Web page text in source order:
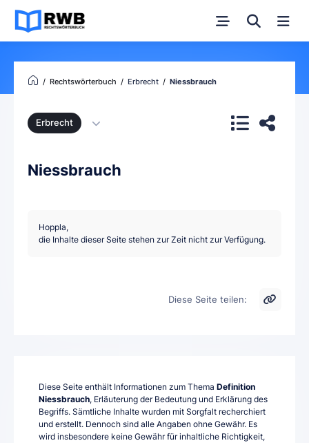
Rechtswörterbuch Erbrecht Niessbrauch
Erbrecht
Niessbrauch
Hoppla,
die Inhalte dieser Seite stehen zur Zeit nicht zur Verfügung.
Diese Seite teilen:
Diese Seite enthält Informationen zum Thema Definition
Niessbrauch, Erläuterung der Bedeutung und Erklärung des
Begriffs. Sämtliche Inhalte wurden mit Sorgfalt recherchiert
und erstellt. Dennoch sind alle Angaben ohne Gewähr. Es
wird insbesondere keine Gewähr für inhaltliche Richtigkeit,